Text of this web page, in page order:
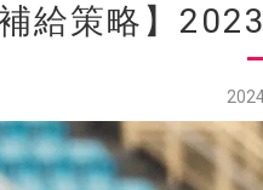
給策略】